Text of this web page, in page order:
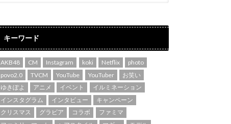
キーワード
AKB48 CM Instagram koki Netflix
photo
povo2.0
TVCM YouTube YouTuber
お笑い
ゆきぽよ
アニメ イベント
イルミネーション
インスタグラム
インタビュー
キャンペーン
クリスマス
グラビア コラボ
ファミマ